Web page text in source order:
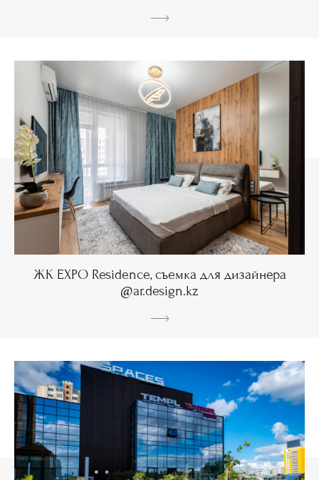
ЖК EXPO Residence, съемка для дизайнера
@ar.design.kz